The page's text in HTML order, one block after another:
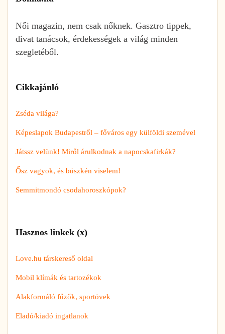
Női magazin, nem csak nőknek. Gasztro tippek,
divat tanácsok, érdekességek a világ minden
szegletéből.
Cikkajánló
Zséda világa?
Képeslapok Budapestről – főváros egy külföldi szemével
Játssz velünk! Miről árulkodnak a napocskafirkák?
Ősz vagyok, és büszkén viselem!
Semmitmondó csodahoroszkópok?
Hasznos linkek (x)
Love.hu társkereső oldal
Mobil klímák és tartozékok
Alakformáló fűzők, sportövek
Eladó/kiadó ingatlanok